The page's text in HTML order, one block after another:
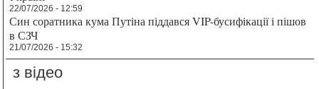
22/07/2026 - 12:59
Син соратника кума Путіна піддався VIP-бусифікації і пішов
в СЗЧ
21/07/2026 - 15:32
з відео